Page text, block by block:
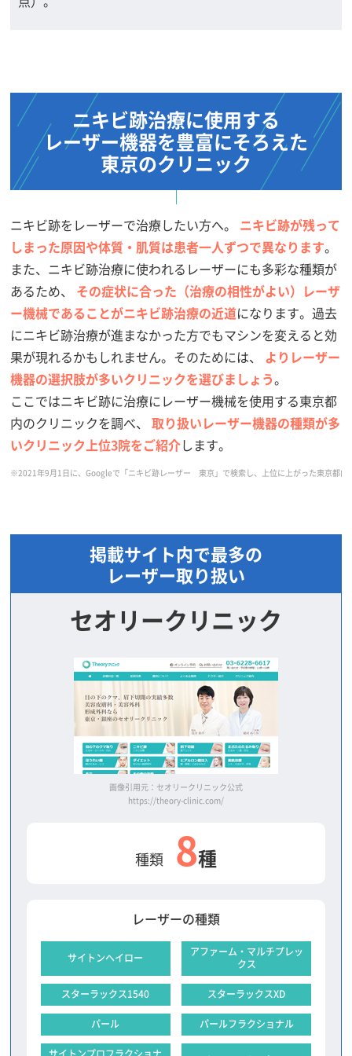
ニキビ跡治療に使用する
レーザー機器を豊富にそろえた
東京のクリニック
ニキビ跡をレーザーで治療したい方へ。 ニキビ跡が残って
しまった原因や体質・肌質は患者一人ずつで異なります。
また、ニキビ跡治療に使われるレーザーにも多彩な種類が
あるため、 その症状に合った（治療の相性がよい）レーザ
ー機械であることがニキビ跡治療の近道になります。過去
にニキビ跡治療が進まなかった方でもマシンを変えると効
果が現れるかもしれません。そのためには、 よりレーザー
機器の選択肢が多いクリニックを選びましょう。
ここではニキビ跡に治療にレーザー機械を使用する東京都
内のクリニックを調べ、取り扱いレーザー機器の種類が多
いクリニック上位3院をご紹介します。
※2021年9月1日に、Googleで「ニキビ跡レーザー 東京」で検索し、上位に上がった東京都内
掲載サイト内で最多の
レーザー取り扱い
セオリークリニック
画像引用元：セオリークリニック公式
https://theory-clinic.com/
種類 8種
レーザーの種類
サイトンヘイロー
アファーム・マルチプレッ
クス
スターラックス1540 スターラックスXD
パール パールフラクショナル
サイトンプロフラクショナ